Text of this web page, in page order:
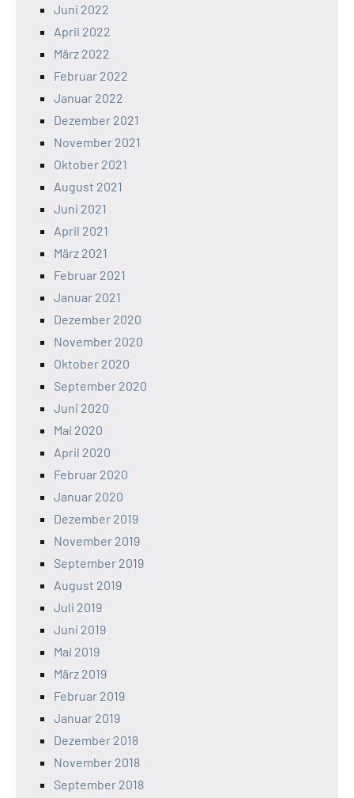
Juni 2022
April 2022
März 2022
Februar 2022
Januar 2022
Dezember 2021
November 2021
Oktober 2021
August 2021
Juni 2021
April 2021
März 2021
Februar 2021
Januar 2021
Dezember 2020
November 2020
Oktober 2020
September 2020
Juni 2020
Mai 2020
April 2020
Februar 2020
Januar 2020
Dezember 2019
November 2019
September 2019
August 2019
Juli 2019
Juni 2019
Mai 2019
März 2019
Februar 2019
Januar 2019
Dezember 2018
November 2018
September 2018